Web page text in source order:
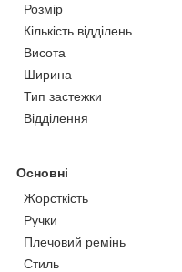
Розмір
Кількість відділень
Висота
Ширина
Тип застежки
Відділення
Основні
Жорсткість
Ручки
Плечовий ремінь
Стиль